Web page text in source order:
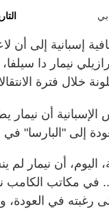
إسبانية إلى أن
نيمار دا
خلال فترة
أن نيمار
إلى "البارسا"
أن نيمار لم
في مكاتب الكامب
رغبته في العودة،